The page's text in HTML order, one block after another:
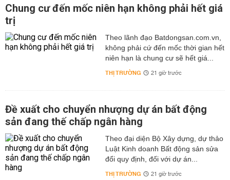
Chung cư đến mốc niên hạn không phải hết giá
trị
Theo lãnh đạo Batdongsan.com.vn,
không phải cứ đến mốc thời gian hết
niên hạn là chung cư sẽ hết giá...
THỊ TRƯỜNG 21 giờ trước
Đề xuất cho chuyển nhượng dự án bất động
sản đang thế chấp ngân hàng
Theo đại diện Bộ Xây dựng, dự thảo
Luật Kinh doanh Bất động sản sửa
đổi quy định, đối với dự án...
THỊ TRƯỜNG 21 giờ trước